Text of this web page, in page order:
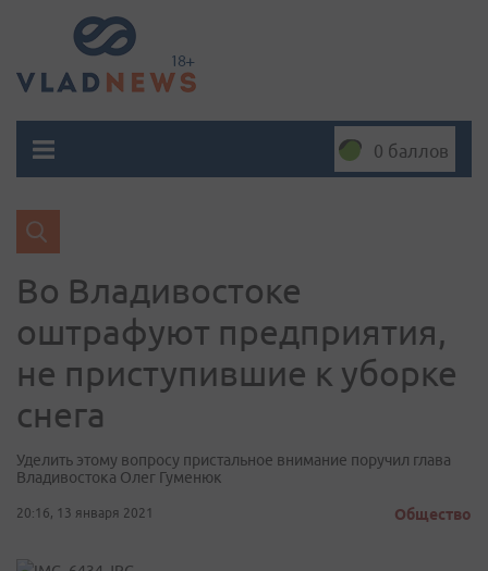
0 баллов
Во Владивостоке
оштрафуют предприятия,
не приступившие к уборке
снега
Уделить этому вопросу пристальное внимание поручил глава
Владивостока Олег Гуменюк
20:16, 13 января 2021 Общество